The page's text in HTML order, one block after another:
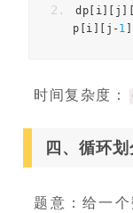
dp
i j
p
i j -1
时间复杂度：
四、循环
题意：给一